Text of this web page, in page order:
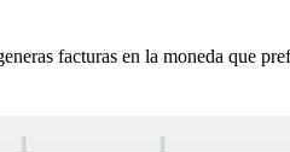
facturas en la moneda que